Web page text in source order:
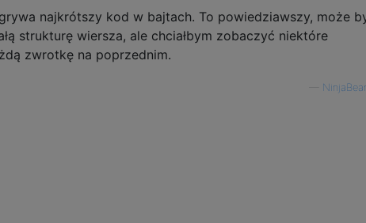
najkrótszy kod w bajtach. To powiedziawszy, może
strukturę wiersza, ale chciałbym zobaczyć niektóre
zwrotkę na poprzednim.